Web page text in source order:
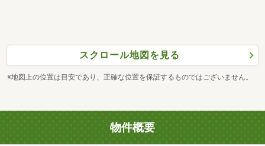
スクロール地図を見る
※地図上の位置は目安であり、正確な位置を保証するものではございません。
物件概要